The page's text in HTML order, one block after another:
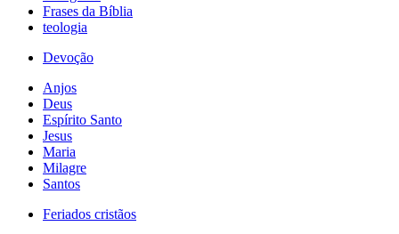
Frases da Bíblia
teologia
Devoção
Anjos
Deus
Espírito Santo
Jesus
Maria
Milagre
Santos
Feriados cristãos